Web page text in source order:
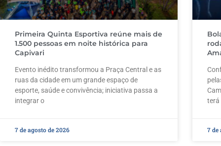
Primeira Quinta Esportiva reúne mais de
1.500 pessoas em noite histórica para
Capivari
Evento inédito transformou a Praça Central e as
ruas da cidade em um grande espaço de
esporte, saúde e convivência; iniciativa passa a
integrar o
7 de agosto de 2026
terá
7 de